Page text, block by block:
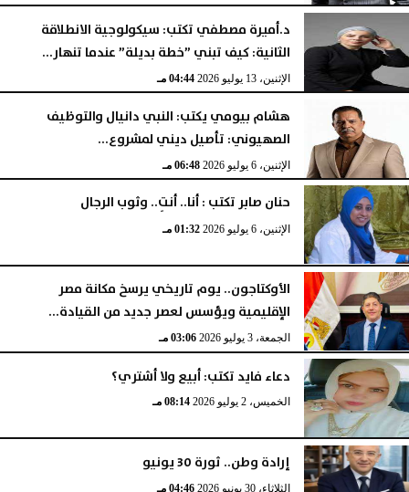
د.أميرة مصطفي تكتب: سيكولوجية الانطلاقة
الثانية: كيف تبني ”خطة بديلة” عندما تنهار...
الإثنين، 13 يوليو 2026 04:44 مـ
هشام بيومي يكتب: النبي دانيال والتوظيف
الصهيوني: تأصيل ديني لمشروع...
الإثنين، 6 يوليو 2026 06:48 مـ
حنان صابر تكتب : أنا.. أنتِ.. وثوب الرجال
الإثنين، 6 يوليو 2026 01:32 مـ
الأوكتاجون.. يوم تاريخي يرسخ مكانة مصر
الإقليمية ويؤسس لعصر جديد من القيادة...
الجمعة، 3 يوليو 2026 03:06 مـ
دعاء فايد تكتب: أبيع ولا أشتري؟
الخميس، 2 يوليو 2026 08:14 مـ
إرادة وطن.. ثورة 30 يونيو
الثلاثاء، 30 يونيو 2026 04:46 مـ